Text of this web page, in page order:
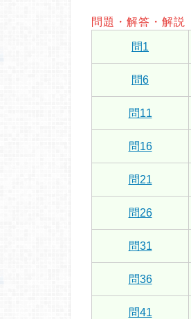
問題・解答・解説
問1
問6
問11
問16
問21
問26
問31
問36
問41